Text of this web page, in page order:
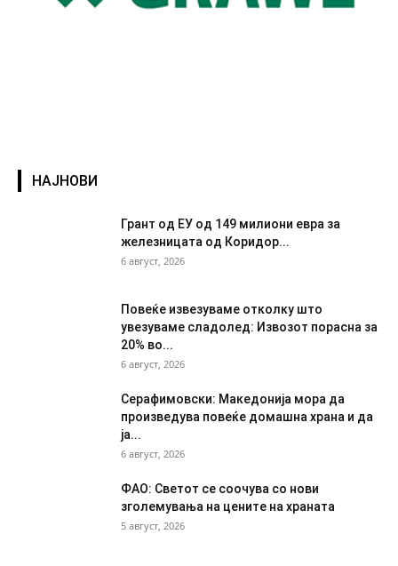
НАЈНОВИ
Грант од ЕУ од 149 милиони евра за
железницата од Коридор...
6 август, 2026
Повеќе извезуваме отколку што
увезуваме сладолед: Извозот порасна за
20% во...
6 август, 2026
Серафимовски: Македонија мора да
произведува повеќе домашна храна и да
ја...
6 август, 2026
ФАО: Светот се соочува со нови
зголемувања на цените на храната
5 август, 2026